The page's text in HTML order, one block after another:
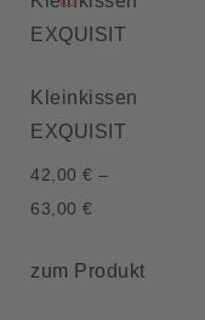
Kleinkissen
EXQUISIT
42,00 € –
63,00 €
zum Produkt